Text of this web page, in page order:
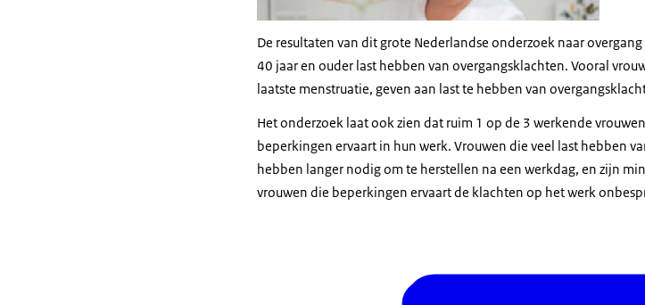
De resultaten van dit grote Nederlandse onderzoek naar
40 jaar en ouder last hebben van overgangsklachten. Vooral
laatste menstruatie, geven aan last te hebben van
Het onderzoek laat ook zien dat ruim 1 op de 3 werkende
beperkingen ervaart in hun werk. Vrouwen die veel last hebben
hebben langer nodig om te herstellen na een werkdag, en zijn
vrouwen die beperkingen ervaart de klachten op het werk